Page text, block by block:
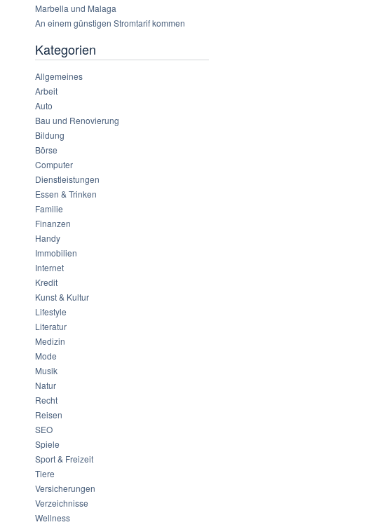
Marbella und Malaga
An einem günstigen Stromtarif kommen
Kategorien
Allgemeines
Arbeit
Auto
Bau und Renovierung
Bildung
Börse
Computer
Dienstleistungen
Essen & Trinken
Familie
Finanzen
Handy
Immobilien
Internet
Kredit
Kunst & Kultur
Lifestyle
Literatur
Medizin
Mode
Musik
Natur
Recht
Reisen
SEO
Spiele
Sport & Freizeit
Tiere
Versicherungen
Verzeichnisse
Wellness